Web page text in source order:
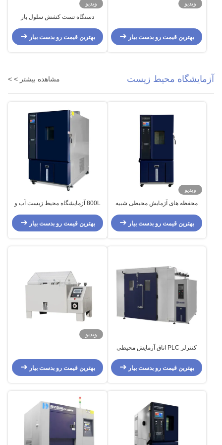
ویدیو
بهترین قیمت رو بدست بیار
ویدیو
دستگاه تست کشش سلول بار
برنامه ریزی شده اختصاص داده شده
بهترین قیمت رو بدست بیار
آزمایشگاه محیط زیست مشاهده بیشتر > >
ویدیو
محفظه های آزمایش محیطی شبیه
قابل برنامه ریزی
بهترین قیمت رو بدست بیار
800L آزمایشگاه محیط زیست آب و
اتاق آزمایش
بهترین قیمت رو بدست بیار
کنترلر PLC اتاق آزمایش محیطی
بهترین قیمت رو بدست بیار
ویدیو
بهترین قیمت رو بدست بیار